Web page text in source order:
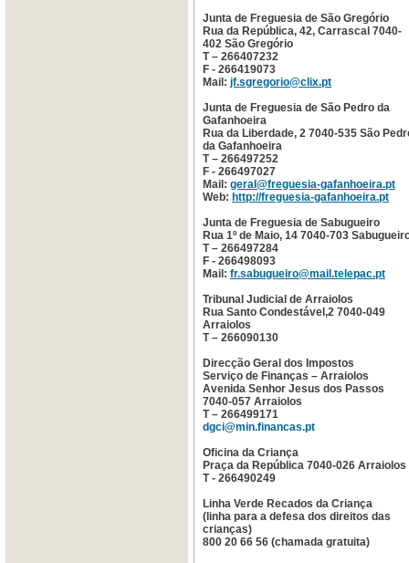
Junta de Freguesia de São Gregório
Rua da República, 42, Carrascal 7040-
402 São Gregório
T – 266407232
F - 266419073
Mail: jf.sgregorio@clix.pt
Junta de Freguesia de São Pedro da
Gafanhoeira
Rua da Liberdade, 2 7040-535 São
da Gafanhoeira
T – 266497252
F - 266497027
Mail: geral@freguesia-gafanhoeira.pt
Web: http://freguesia-gafanhoeira.pt
Junta de Freguesia de Sabugueiro
Rua 1º de Maio, 14 7040-703
T – 266497284
F - 266498093
Mail: fr.sabugueiro@mail.telepac.pt
Tribunal Judicial de Arraiolos
Rua Santo Condestável,2 7040-049
Arraiolos
T – 266090130
Direcção Geral dos Impostos
Serviço de Finanças – Arraiolos
Avenida Senhor Jesus dos Passos
7040-057 Arraiolos
T – 266499171
dgci@min.financas.pt
Oficina da Criança
Praça da República 7040-026 Arraiolos
T - 266490249
Linha Verde Recados da Criança
(linha para a defesa dos direitos das
crianças)
800 20 66 56 (chamada gratuita)